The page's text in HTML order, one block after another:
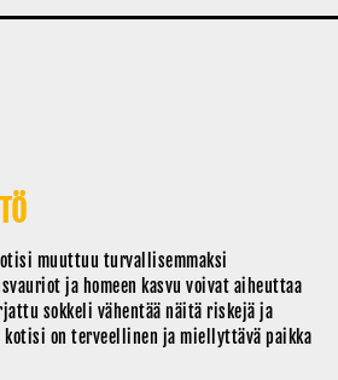
muuttuu turvallisemmaksi
ja homeen kasvu voivat aiheuttaa
sokkeli vähentää näitä riskejä ja
kotisi on terveellinen ja miellyttävä paikka